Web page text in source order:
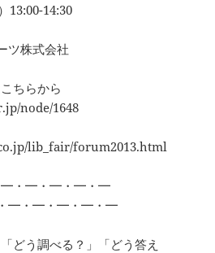
13:00-14:30
ツ株式会社
ちらから
node/1648
lib_fair/forum2013.html
・━・━・━・━
・━・━・━・━・━
どう調べる？」「どう答え